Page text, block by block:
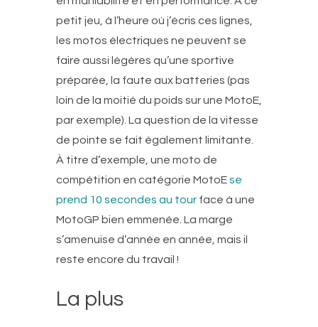
petit jeu, à l’heure où j’écris ces lignes,
les motos électriques ne peuvent se
faire aussi légères qu’une sportive
préparée, la faute aux batteries (pas
loin de la moitié du poids sur une MotoE,
par exemple). La question de la vitesse
de pointe se fait également limitante.
À titre d’exemple, une moto de
compétition en catégorie MotoEse
prend 10 secondes au tour face à une
MotoGP bien emmenée. La marge
s’amenuise d’année en année, mais il
reste encore du travail !
La plus